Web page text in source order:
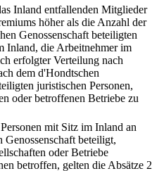
Inland entfallenden Mitglieder
höher als die Anzahl der
Genossenschaft beteiligten
Inland, die Arbeitnehmer im
erfolgter Verteilung nach
dem d'Hondtschen
juristischen Personen,
oder betroffenen Betriebe zu
mit Sitz im Inland an
beteiligt,
oder Betriebe
betroffen, gelten die Absätze 2